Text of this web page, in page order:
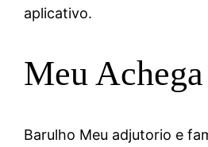
aplicativo.
Meu Achega
Barulho Meu adjutorio e